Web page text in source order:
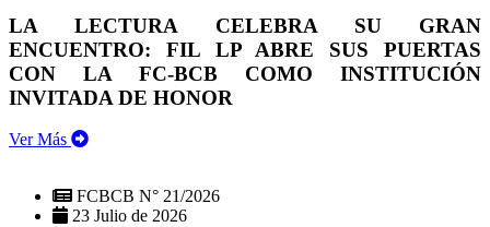
LA LECTURA CELEBRA SU GRAN
ENCUENTRO: FIL LP ABRE SUS PUERTAS
CON LA FC-BCB COMO INSTITUCIÓN
INVITADA DE HONOR
Ver Más
FCBCB N° 21/2026
23 Julio de 2026